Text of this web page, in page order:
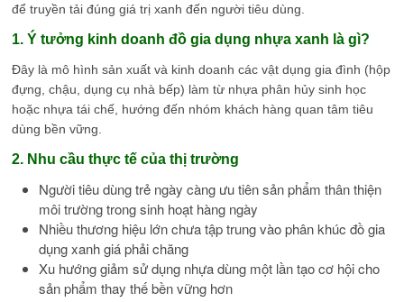
để truyền tải đúng giá trị xanh đến người tiêu dùng.
1. Ý tưởng kinh doanh đồ gia dụng nhựa xanh là gì?
Đây là mô hình sản xuất và kinh doanh các vật dụng gia đình (hộp
đựng, chậu, dụng cụ nhà bếp) làm từ nhựa phân hủy sinh học
hoặc nhựa tái chế, hướng đến nhóm khách hàng quan tâm tiêu
dùng bền vững.
2. Nhu cầu thực tế của thị trường
Người tiêu dùng trẻ ngày càng ưu tiên sản phẩm thân thiện
môi trường trong sinh hoạt hàng ngày
Nhiều thương hiệu lớn chưa tập trung vào phân khúc đồ gia
dụng xanh giá phải chăng
Xu hướng giảm sử dụng nhựa dùng một lần tạo cơ hội cho
sản phẩm thay thế bền vững hơn